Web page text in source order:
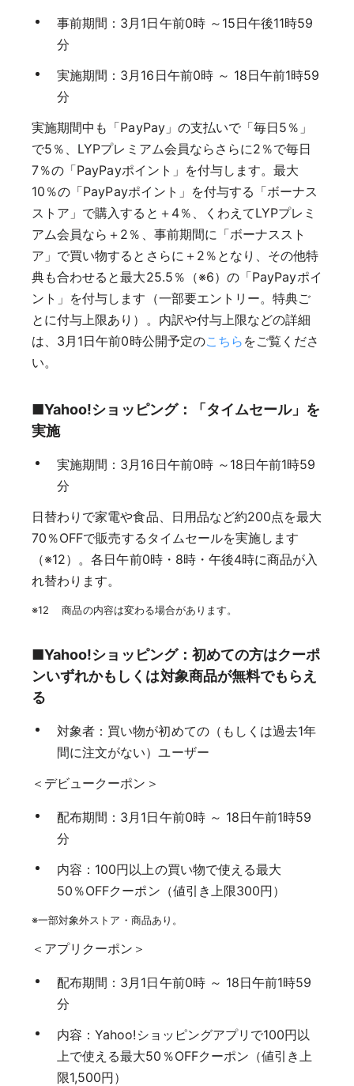
事前期間：3月1日午前0時 ～15日午後11時59
分
実施期間：3月16日午前0時 ～ 18日午前1時59
分
実施期間中も「PayPay」の支払いで「毎日5％」
で5％、LYPプレミアム会員ならさらに2％で毎日
7％の「PayPayポイント」を付与します。最大
10％の「PayPayポイント」を付与する「ボーナス
ストア」で購入すると＋4％、くわえてLYPプレミ
アム会員なら＋2％、事前期間に「ボーナススト
ア」で買い物するとさらに＋2％となり、その他特
典も合わせると最大25.5％（※6）の「PayPayポイ
ント」を付与します（一部要エントリー。特典ご
とに付与上限あり）。内訳や付与上限などの詳細
は、3月1日午前0時公開予定のこちら をご覧くださ
い。
■Yahoo!ショッピング：「タイムセール」を
実施
実施期間：3月16日午前0時 ～18日午前1時59
分
日替わりで家電や食品、日用品など約200点を最大
70％OFFで販売するタイムセールを実施します
（※12）。各日午前0時・8時・午後4時に商品が入
れ替わります。
※12 商品の内容は変わる場合があります。
■Yahoo!ショッピング：初めての方はクーポ
ンいずれかもしくは対象商品が無料でもらえ
る
対象者：買い物が初めての（もしくは過去1年
間に注文がない）ユーザー
＜デビュークーポン＞
配布期間：3月1日午前0時 ～ 18日午前1時59
分
内容：100円以上の買い物で使える最大
50％OFFクーポン（値引き上限300円）
※一部対象外ストア・商品あり。
＜アプリクーポン＞
配布期間：3月1日午前0時 ～ 18日午前1時59
分
内容：Yahoo!ショッピングアプリで100円以
上で使える最大50％OFFクーポン（値引き上
限1,500円）